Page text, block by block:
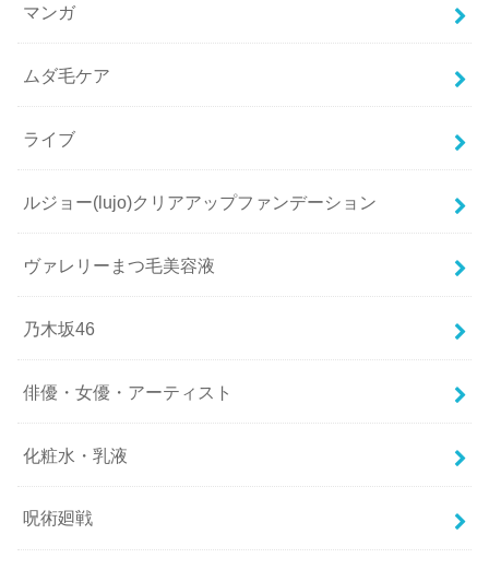
マンガ
ムダ毛ケア
ライブ
ルジョー(lujo)クリアアップファンデーション
ヴァレリーまつ毛美容液
乃木坂46
俳優・女優・アーティスト
化粧水・乳液
呪術廻戦